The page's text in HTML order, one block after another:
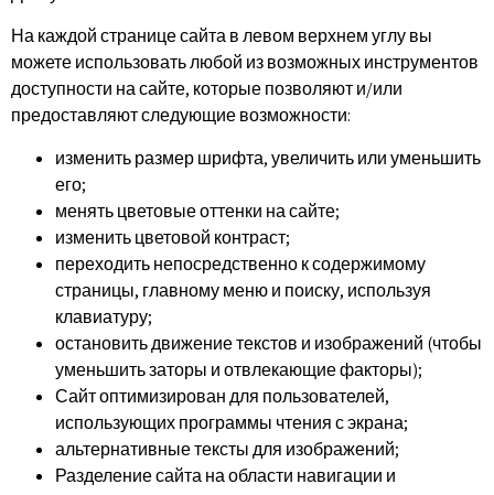
На каждой странице сайта в левом верхнем углу вы
можете использовать любой из возможных инструментов
доступности на сайте, которые позволяют и/или
предоставляют следующие возможности:
изменить размер шрифта, увеличить или уменьшить
его;
менять цветовые оттенки на сайте;
изменить цветовой контраст;
переходить непосредственно к содержимому
страницы, главному меню и поиску, используя
клавиатуру;
остановить движение текстов и изображений (чтобы
уменьшить заторы и отвлекающие факторы);
Сайт оптимизирован для пользователей,
использующих программы чтения с экрана;
альтернативные тексты для изображений;
Разделение сайта на области навигации и